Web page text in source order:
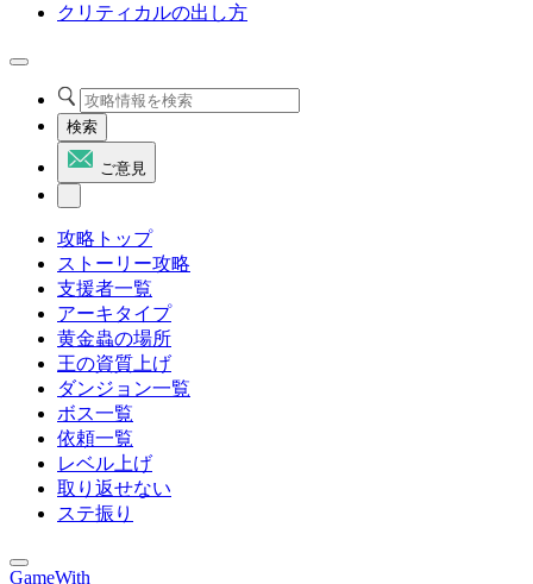
クリティカルの出し方
検索
ご意見
攻略トップ
ストーリー攻略
支援者一覧
アーキタイプ
黄金蟲の場所
王の資質上げ
ダンジョン一覧
ボス一覧
依頼一覧
レベル上げ
取り返せない
ステ振り
GameWith